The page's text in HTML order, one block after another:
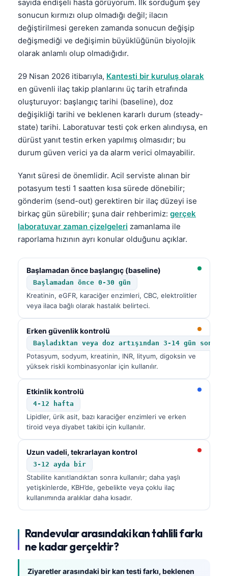
sayıda endişeli hasta görüyorum. İlk sorduğum şey
sonucun kırmızı olup olmadığı değil; ilacın
değiştirilmesi gereken zamanda sonucun değişip
değişmediği ve değişimin büyüklüğünün biyolojik
olarak anlamlı olup olmadığıdır.
29 Nisan 2026 itibarıyla, Kantesti bir kuruluş olarak
en güvenli ilaç takip planlarını üç tarih etrafında
oluşturuyor: başlangıç tarihi (baseline), doz
değişikliği tarihi ve beklenen kararlı durum (steady-
state) tarihi. Laboratuvar testi çok erken alındıysa, en
dürüst yanıt testin erken yapılmış olmasıdır; bu
durum güven verici ya da alarm verici olmayabilir.
Yanıt süresi de önemlidir. Acil serviste alınan bir
potasyum testi 1 saatten kısa sürede dönebilir;
gönderim (send-out) gerektiren bir ilaç düzeyi ise
birkaç gün sürebilir; şuna dair rehberimiz: gerçek
laboratuvar zaman çizelgeleri zamanlama ile
raporlama hızının ayrı konular olduğunu açıklar.
Başlamadan önce başlangıç (baseline)
Başlamadan önce 0-30 gün
Kreatinin, eGFR, karaciğer enzimleri, CBC, elektrolitler
veya ilaca bağlı olarak hastalık belirteci.
Erken güvenlik kontrolü
Başladıktan veya doz artışından 3-14 gün sonra
Potasyum, sodyum, kreatinin, INR, lityum, digoksin ve
yüksek riskli kombinasyonlar için kullanılır.
Etkinlik kontrolü
4-12 hafta
Lipidler, ürik asit, bazı karaciğer enzimleri ve erken
tiroid veya diyabet takibi için kullanılır.
Uzun vadeli, tekrarlayan kontrol
3-12 ayda bir
Stabilite kanıtlandıktan sonra kullanılır; daha yaşlı
yetişkinlerde, KBH’de, gebelikte veya çoklu ilaç
kullanımında aralıklar daha kısadır.
Randevular arasındaki kan tahlili farkı
ne kadar gerçektir?
Ziyaretler arasındaki bir kan testi farkı, beklenen